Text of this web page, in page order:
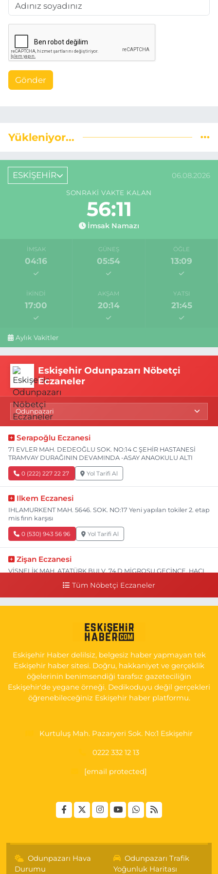
Gönder
Yükleniyor...
ESKİŞEHİR 06.08.2026
SONRAKI VAKTE KALAN
56:10
İmsak Namazı
İMSAK
04:16
GÜNEŞ
05:54
ÖĞLE
13:09
İKINDI
17:00
AKŞAM
20:14
YATSI
21:45
Aylık Vakitler
Eskişehir Odunpazarı Nöbetçi
Eczaneler
Serapoğlu Eczanesi
71 EVLER MAH. DEDEOĞLU SOK. NO:14 C ŞEHİR HASTANESİ
TRAMVAY DURAĞININ DEVAMINDA -ASAY ANAOKULU ALTI
0 (222) 227 22 27 Yol Tarifi Al
Ilkem Eczanesi
IHLAMURKENT MAH. 5646. SOK. NO:17 Yeni yapılan tokiler 2. etap
mis fırın karşısı
0 (530) 943 56 96 Yol Tarifi Al
Zişan Eczanesi
VİŞNELİK MAH. ATATÜRK BULV. 74 D MİGROSU GEÇİNCE, HACI
KIRMIZITOPRAK MAH.ERCAN SOK. NO:14 C ESKİ HAVA
HASTANESİ POLİKLİNİK KAPISI KARŞISI
0 (222) 240 55 11 Yol Tarifi Al
Tüm Nöbetçi Eczaneler
Eskişehir Haber delilsiz, belgesiz haber yapmayan tek
Eskişehir haber sitesi. Doğru, hakkaniyet ve gerçeklik
öğelerinin benimsendiği tarafsız gazeteciliğin
Eskişehir'de yegane örneği. Dedikoduyu değil gerçekleri
öğrenebileceğiniz Eskişehir haber platformu.
Kurtuluş Mah. Pazaryeri Sok. No:1 Eskişehir
0222 332 12 13
[email protected]
Odunpazarı Hava
Durumu
Odunpazarı Trafik
Yoğunluk Haritası